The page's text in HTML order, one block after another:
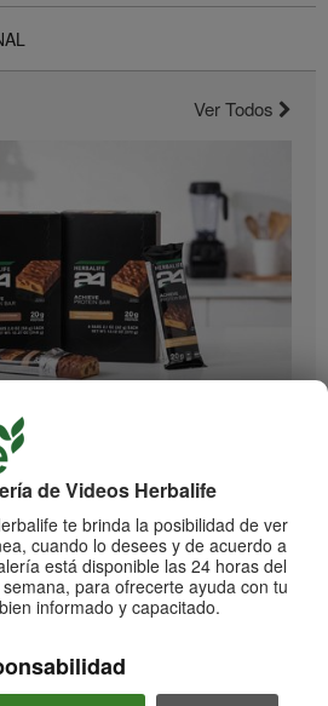
de Videos Herbalife
te brinda la posibilidad de ver
cuando lo desees y de acuerdo a
está disponible las 24 horas del
para ofrecerte ayuda con tu
informado y capacitado.
Ver Todos
Bar